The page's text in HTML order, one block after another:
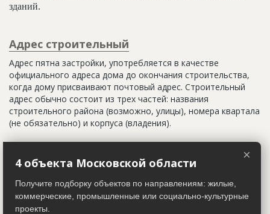
зданий.
Адрес строительный
Адрес пятна застройки, употребляется в качестве
официального адреса дома до окончания строительства,
когда дому присваивают почтовый адрес. Строительный
адрес обычно состоит из трех частей: названия
строительного района (возможно, улицы), номера квартала
(не обязательно) и корпуса (владения).
указанный в правоустанавливающих документах. Иногда
строительные организации делают свои добавления
(например, вторая очередь). В официальных документах
должен присутствовать официальный строительный адрес,
а все остальное - это уточнения типа "шестикомнатная
×
4 объекта Московской области
Получите подборку объектов по направлениям: жилые,
коммерческие, промышленные или социально-культурные
проекты.